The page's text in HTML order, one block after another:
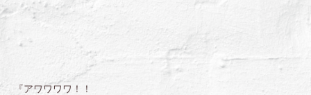
『アワワワワ！！